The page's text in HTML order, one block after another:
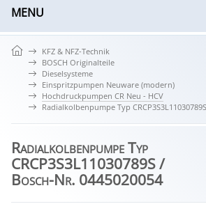
MENU
KFZ & NFZ-Technik
BOSCH Originalteile
Dieselsysteme
Einspritzpumpen Neuware (modern)
Hochdruckpumpen CR Neu - HCV
Radialkolbenpumpe Typ
Radialkolbenpumpe Typ
CRCP3S3L11030789S /
Bosch-Nr. 0445020054